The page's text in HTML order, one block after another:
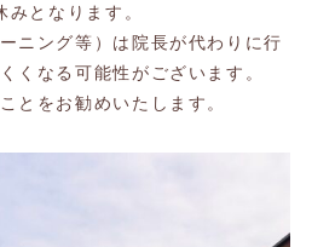
となります。
ニング等）は院長が代わりに行
くなる可能性がございます。
とをお勧めいたします。